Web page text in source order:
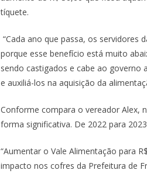
tíquete.
“Cada ano que passa, os servidores
porque esse benefício está muito
sendo castigados e cabe ao governo
e auxiliá-los na aquisição da
Conforme compara o vereador Alex,
forma significativa. De 2022 para
“Aumentar o Vale Alimentação para
impacto nos cofres da Prefeitura de